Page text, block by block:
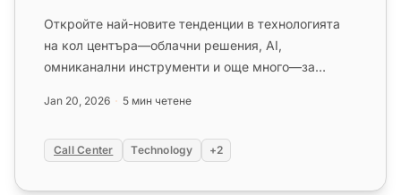
Откройте най-новите тенденции в технологията
на кол центъра—облачни решения, AI,
омниканални инструменти и още много—за
Jan 20, 2026 5 мин четене
Call Center Technology +2